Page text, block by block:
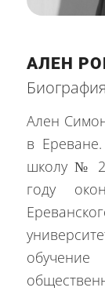
АЛЕН
Биография
Ален
в
школу №
году